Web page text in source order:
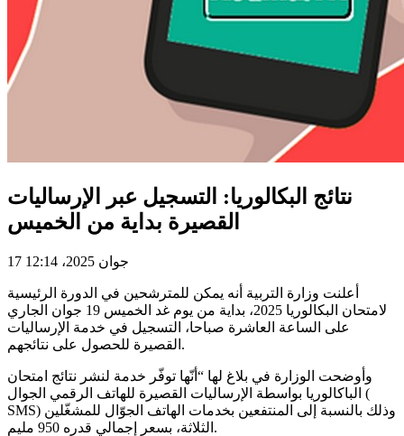
نتائج البكالوريا: التسجيل عبر الإرساليات
القصيرة بداية من الخميس
17 جوان 2025، 12:14
أعلنت وزارة التربية أنه يمكن للمترشحين في الدورة الرئيسية
لامتحان البكالوريا 2025، بداية من يوم غد الخميس 19 جوان الجاري
على الساعة العاشرة صباحا، التسجيل في خدمة الإرساليات
القصيرة للحصول على نتائجهم.
وأوضحت الوزارة في بلاغ لها “أنّها توفّر خدمة لنشر نتائج امتحان
الباكالوريا بواسطة الإرساليات القصيرة للهاتف الرقمي الجوال (
SMS) وذلك بالنسبة إلى المنتفعين بخدمات الهاتف الجوّال للمشغّلين
الثلاثة، بسعر إجمالي قدره 950 مليم.